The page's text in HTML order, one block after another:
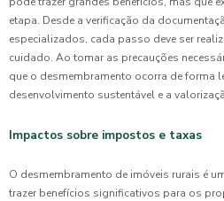
etapa. Desde a verificação da
especializados, cada passo deve ser
cuidado. Ao tomar as precauções
que o desmembramento ocorra de forma
desenvolvimento sustentável e a
Impactos sobre impostos e taxas
O desmembramento de imóveis rurais é
trazer benefícios significativos para os